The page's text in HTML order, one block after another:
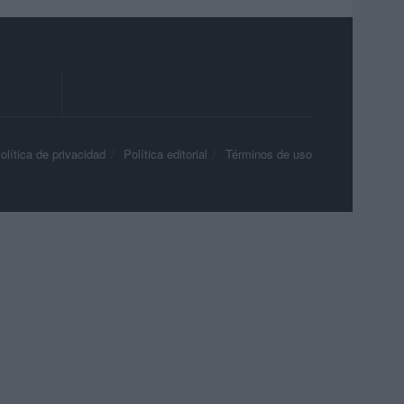
de privacidad Política editorial Términos de uso